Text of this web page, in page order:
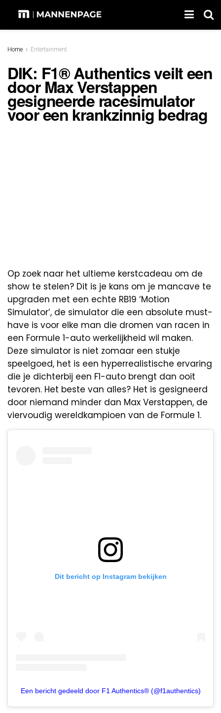
Home Entertainment
DIK: F1® Authentics veilt een
door Max Verstappen
gesigneerde racesimulator
voor een krankzinnig bedrag
Op zoek naar het ultieme kerstcadeau om de
show te stelen? Dit is je kans om je mancave te
upgraden met een echte RB19 ‘Motion
Simulator’, de simulator die een absolute must-
have is voor elke man die dromen van racen in
een Formule 1-auto werkelijkheid wil maken.
Deze simulator is niet zomaar een stukje
speelgoed, het is een hyperrealistische ervaring
die je dichterbij een F1-auto brengt dan ooit
tevoren. Het beste van alles? Het is gesigneerd
door niemand minder dan Max Verstappen, de
viervoudig wereldkampioen van de Formule 1.
Dit bericht op Instagram bekijken
Een bericht gedeeld door F1 Authentics® (@f1authentics)